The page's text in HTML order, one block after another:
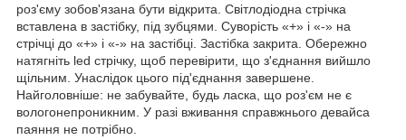
роз'єму зобов'язана бути відкрита. Світлодіодна стрічка
вставлена в застібку, під зубцями. Суворість «+» і «-» на
стрічці до «+» і «-» на застібці. Застібка закрита. Обережно
натягніть led стрічку, щоб перевірити, що з'єднання вийшло
щільним. Унаслідок цього під'єднання завершене.
Найголовніше: не забувайте, будь ласка, що роз'єм не є
вологонепроникним. У разі вживання справжнього девайса
паяння не потрібно.